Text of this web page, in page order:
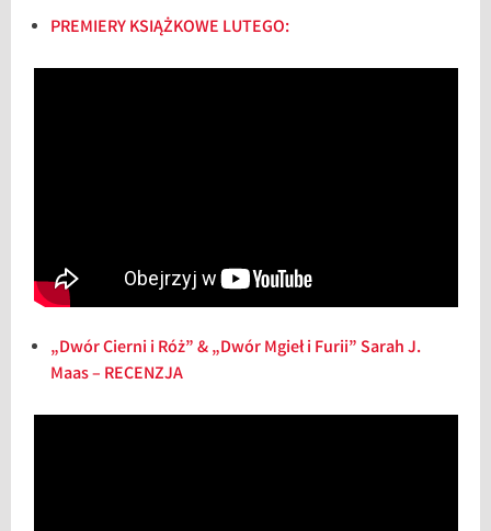
PREMIERY KSIĄŻKOWE LUTEGO:
„Dwór Cierni i Róż” & „Dwór Mgieł i Furii” Sarah J.
Maas – RECENZJA